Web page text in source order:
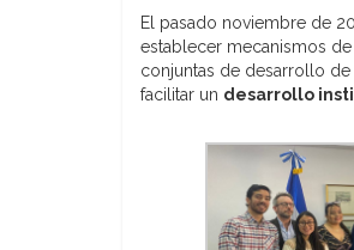
El pasado noviembre de
establecer mecanismos
conjuntas de desarrollo
facilitar un desarrollo